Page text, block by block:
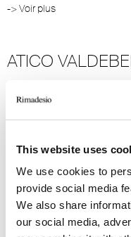
This website uses
We use cookies to
provide social media
We also share
our social media,
-> Voir plus
ATICO
2018
-> Voir plus
W-APT1
Tel Aviv